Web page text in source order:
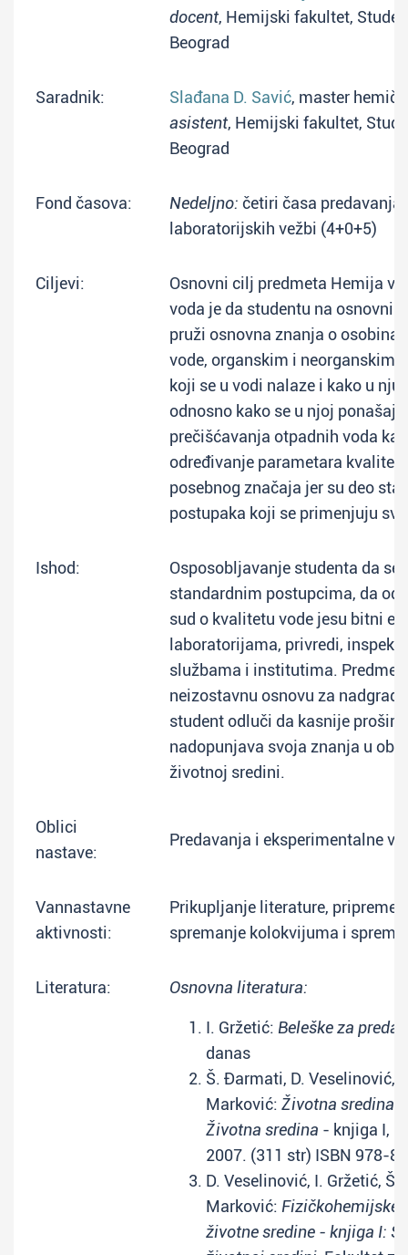
docent, Hemijski fakultet,
Beograd
Saradnik: Slađana D. Savić, master
asistent, Hemijski fakultet,
Beograd
Fond časova: Nedeljno: četiri časa predavanja
laboratorijskih vežbi (4+0+5)
Ciljevi:
Osnovni cilj predmeta Hemija
voda je da studentu na
pruži osnovna znanja o
vode, organskim i neorganskim
koji se u vodi nalaze i kako u nju
odnosno kako se u njoj
prečišćavanja otpadnih voda
određivanje parametara
posebnog značaja jer su deo
postupaka koji se primenjuju
Ishod:
Osposobljavanje studenta da se
standardnim postupcima, da
sud o kvalitetu vode jesu bitni
laboratorijama, privredi,
službama i institutima. Predmet
neizostavnu osnovu za
student odluči da kasnije
nadopunjava svoja znanja u
životnoj sredini.
Oblici
nastave:
Predavanja i eksperimentalne
Vannastavne
aktivnosti:
Prikupljanje literature, pripreme
spremanje kolokvijuma i
Literatura: Osnovna literatura:
I. Gržetić: Beleške za
danas
Š. Đarmati, D. Veselinović,
Marković: Životna sredina i
Životna sredina - knjiga I,
2007. (311 str) ISBN 978-
D. Veselinović, I. Gržetić, Š.
Marković: Fizičkohemijske
životne sredine - knjiga I: